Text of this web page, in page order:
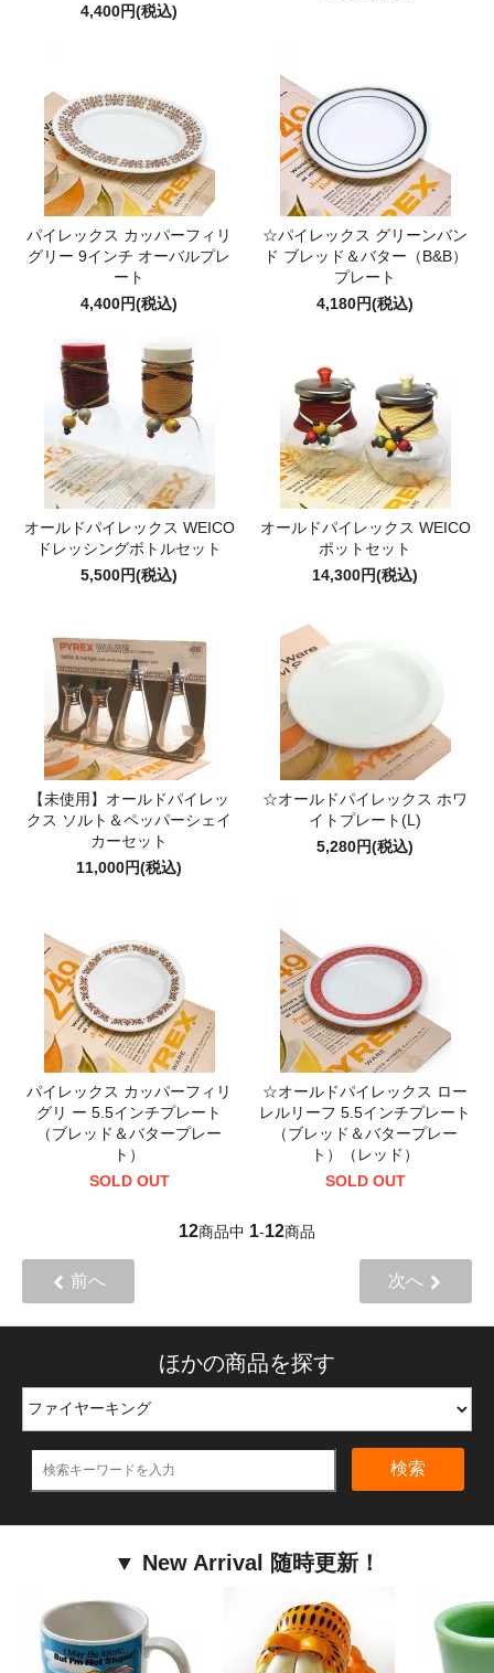
4,400円(税込)
パイレックス カッパーフィリ
グリー 9インチ オーバルプレ
ート
4,400円(税込)
☆パイレックス グリーンバン
ド ブレッド＆バター（B&B）
プレート
4,180円(税込)
オールドパイレックス WEICO
ドレッシングボトルセット
5,500円(税込)
オールドパイレックス WEICO
ポットセット
14,300円(税込)
【未使用】オールドパイレッ
クス ソルト＆ペッパーシェイ
カーセット
11,000円(税込)
☆オールドパイレックス ホワ
イトプレート(L)
5,280円(税込)
パイレックス カッパーフィリ
グリ ー 5.5インチプレート
（ブレッド＆バタープレー
ト）
SOLD OUT
☆オールドパイレックス ロー
レルリーフ 5.5インチプレート
（ブレッド＆バタープレー
ト）（レッド）
SOLD OUT
12商品中 1-12商品
前へ 次へ
ほかの商品を探す
検索
▼ New Arrival 随時更新！